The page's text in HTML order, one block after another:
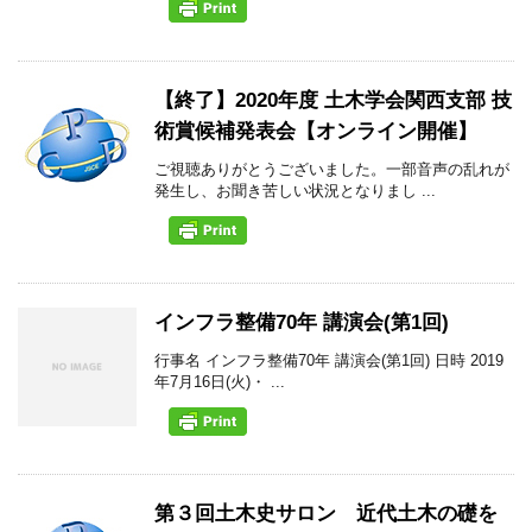
【終了】2020年度 土木学会関西支部 技
術賞候補発表会【オンライン開催】
ご視聴ありがとうございました。一部音声の乱れが
発生し、お聞き苦しい状況となりまし ...
インフラ整備70年 講演会(第1回)
行事名 インフラ整備70年 講演会(第1回) 日時 2019
年7月16日(火)・ ...
第３回土木史サロン 近代土木の礎を